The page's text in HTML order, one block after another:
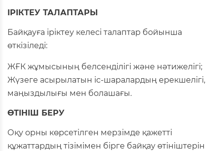
ІРІКТЕУ ТАЛАПТАРЫ
Байқауға іріктеу келесі талаптар бойынша
өткізіледі:
ЖҒК жұмысының белсенділігі және нәтижелігі;
Жүзеге асырылатын іс-шаралардың ерекшелігі,
маңыздылығы мен болашағы.
ӨТІНІШ БЕРУ
Оқу орны көрсетілген мерзімде қажетті
құжаттардың тізімімен бірге байқау өтініштерін